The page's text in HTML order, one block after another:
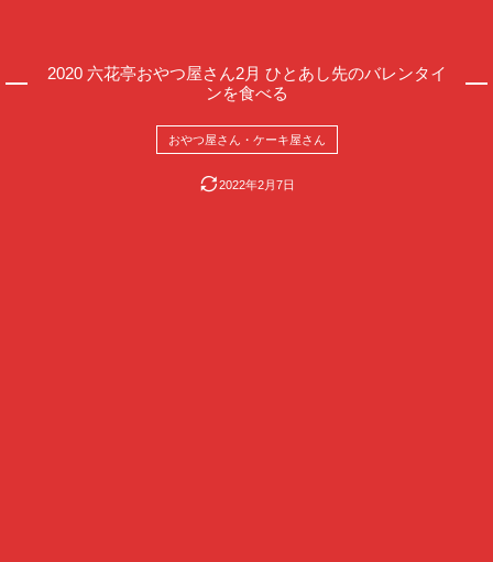
2020 六花亭おやつ屋さん2月 ひとあし先のバレンタイ
ンを食べる
おやつ屋さん・ケーキ屋さん
2022年2月7日